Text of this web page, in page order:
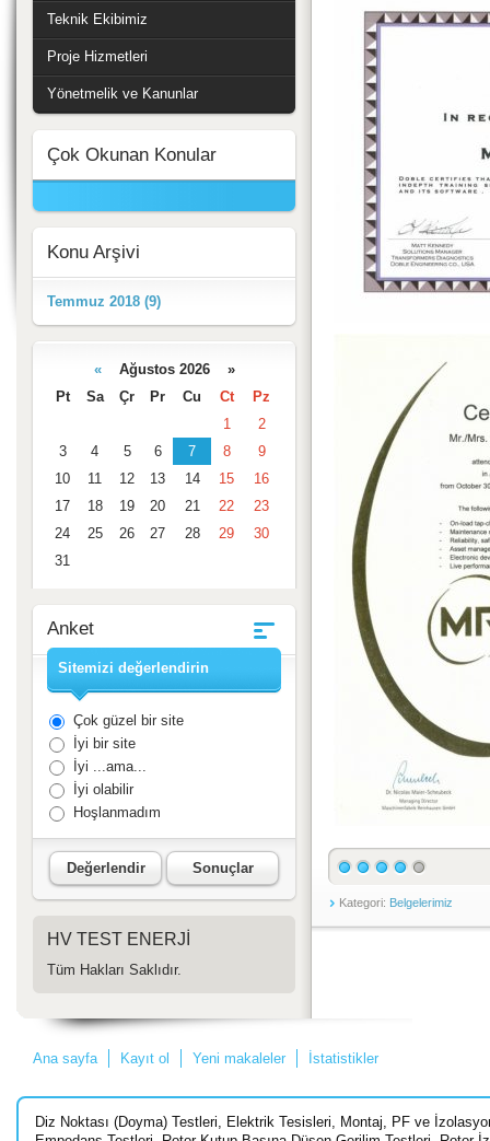
Kategori: Belgelerimiz
Teknik Ekibimiz
Proje Hizmetleri
Yönetmelik ve Kanunlar
Çok Okunan Konular
Konu Arşivi
Temmuz 2018 (9)
«Ağustos 2026 »
Pt
Sa Çr Pr Cu Ct
Pz
1
2
3
4 5 6 7 8
9
10
11 12 13 14 15
16
17
18 19 20 21 22
23
24
25 26 27 28 29
30
31
Anket
Sitemizi değerlendirin
Çok güzel bir site
İyi bir site
İyi ...ama...
İyi olabilir
Hoşlanmadım
Değerlendir Sonuçlar
HV TEST ENERJİ
Tüm Hakları Saklıdır.
Ana sayfa Kayıt ol Yeni makaleler İstatistikler
Diz Noktası (Doyma) Testleri, Elektrik Tesisleri, Montaj, PF ve